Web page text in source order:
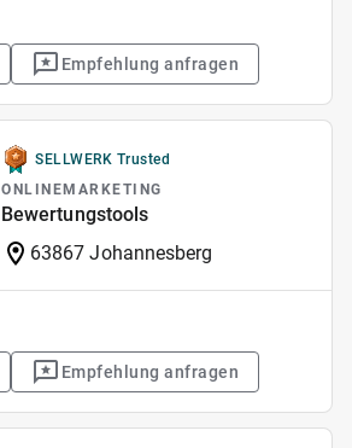
Empfehlung anfragen
SELLWERK Trusted
ONLINEMARKETING
Bewertungstools
63867 Johannesberg
Empfehlung anfragen